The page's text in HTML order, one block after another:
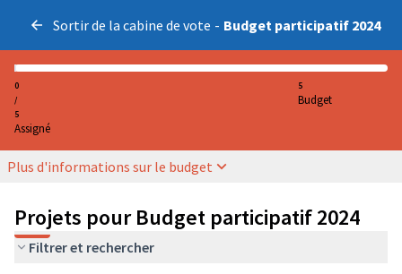
Sortir de la cabine de vote - Budget participatif 2024
0
/
5
Assigné
5
Budget
Plus d'informations sur le budget
Projets pour Budget participatif 2024
Filtrer et rechercher